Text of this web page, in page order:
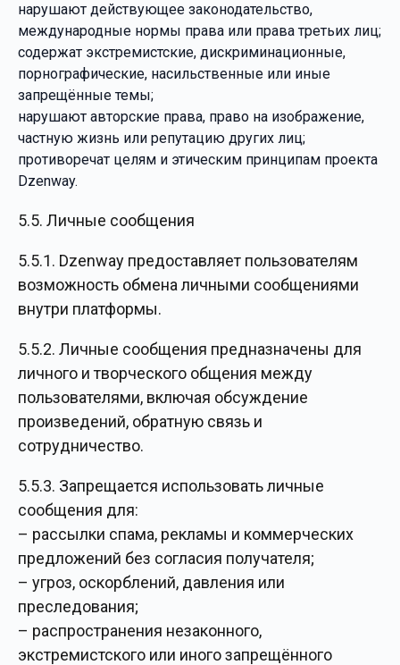
нарушают действующее законодательство,
международные нормы права или права третьих лиц;
содержат экстремистские, дискриминационные,
порнографические, насильственные или иные
запрещённые темы;
нарушают авторские права, право на изображение,
частную жизнь или репутацию других лиц;
противоречат целям и этическим принципам проекта
Dzenway.
5.5. Личные сообщения
5.5.1. Dzenway предоставляет пользователям
возможность обмена личными сообщениями
внутри платформы.
5.5.2. Личные сообщения предназначены для
личного и творческого общения между
пользователями, включая обсуждение
произведений, обратную связь и
сотрудничество.
5.5.3. Запрещается использовать личные
сообщения для:
– рассылки спама, рекламы и коммерческих
предложений без согласия получателя;
– угроз, оскорблений, давления или
преследования;
– распространения незаконного,
экстремистского или иного запрещённого